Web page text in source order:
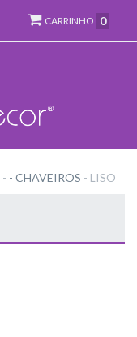
CARRINHO 0
- - CHAVEIROS - LISO